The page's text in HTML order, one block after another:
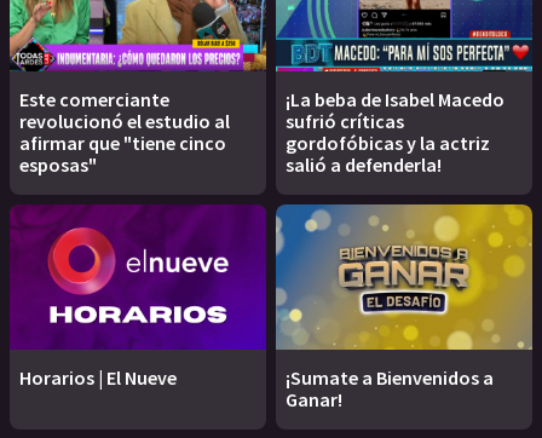
Este comerciante
revolucionó el estudio al
afirmar que "tiene cinco
esposas"
¡La beba de Isabel Macedo
sufrió críticas
gordofóbicas y la actriz
salió a defenderla!
Horarios | El Nueve
¡Sumate a Bienvenidos a
Ganar!